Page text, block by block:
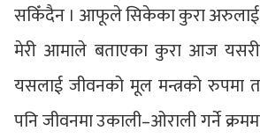
सकिँदैन । आफूले सिकेका कुरा अरुलाई
मेरी आमाले बताएका कुरा आज यसरी
यसलाई जीवनको मूल मन्त्रको रुपमा
पनि जीवनमा उकाली–ओराली गर्ने